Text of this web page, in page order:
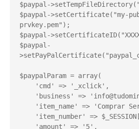
$paypal-
$paypal->setCertificate("my-
prvkey.pem");
$paypal-
$paypal-
$paypalParam = array(
    'business' => '